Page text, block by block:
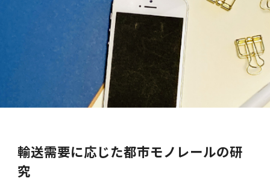
輸送需要に応じた都市モノレールの研
究